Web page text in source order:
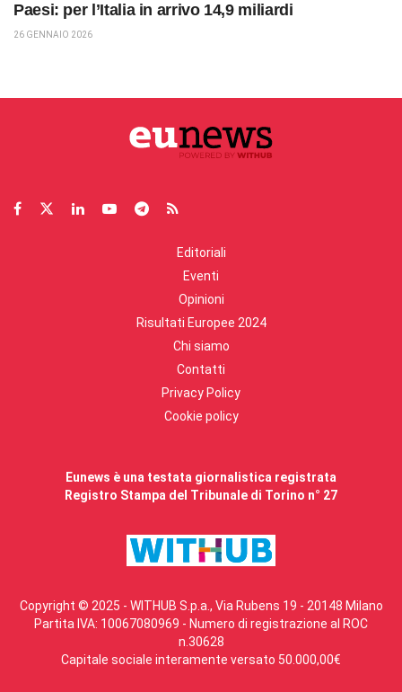
Paesi: per l’Italia in arrivo 14,9 miliardi
26 GENNAIO 2026
Editoriali
Eventi
Opinioni
Risultati Europee 2024
Chi siamo
Contatti
Privacy Policy
Cookie policy
Eunews è una testata giornalistica registrata
Registro Stampa del Tribunale di Torino n° 27
Copyright © 2025 - WITHUB S.p.a., Via Rubens 19 - 20148 Milano
Partita IVA: 10067080969 - Numero di registrazione al ROC
n.30628
Capitale sociale interamente versato 50.000,00€